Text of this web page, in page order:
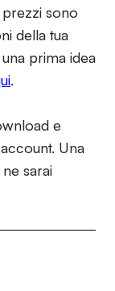
sono
della tua
prima idea
.
e
Una
sarai